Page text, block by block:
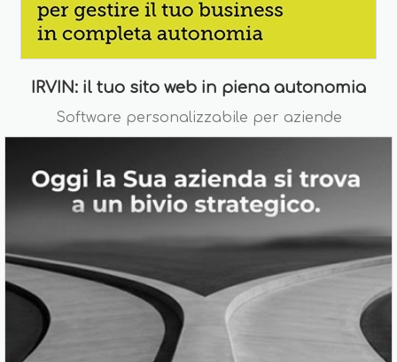
IRVIN: il tuo sito web in piena autonomia
Software personalizzabile per aziende